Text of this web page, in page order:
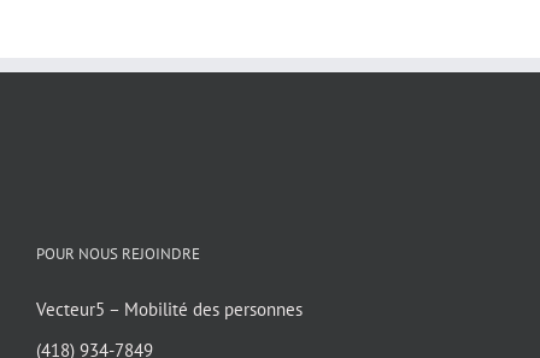
POUR NOUS REJOINDRE
Vecteur5 – Mobilité des personnes
(418) 934-7849